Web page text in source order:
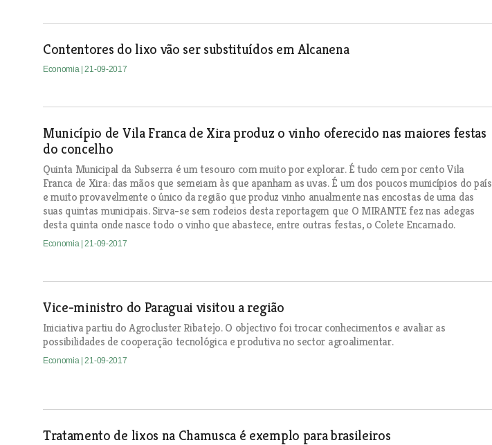
Contentores do lixo vão ser substituídos em Alcanena
Economia | 21-09-2017
Município de Vila Franca de Xira produz o vinho oferecido nas maiores festas
do concelho
Quinta Municipal da Subserra é um tesouro com muito por explorar. É tudo cem por cento Vila
Franca de Xira: das mãos que semeiam às que apanham as uvas. É um dos poucos municípios do país
e muito provavelmente o único da região que produz vinho anualmente nas encostas de uma das
suas quintas municipais. Sirva-se sem rodeios desta reportagem que O MIRANTE fez nas adegas
desta quinta onde nasce todo o vinho que abastece, entre outras festas, o Colete Encarnado.
Economia | 21-09-2017
Vice-ministro do Paraguai visitou a região
Iniciativa partiu do Agrocluster Ribatejo. O objectivo foi trocar conhecimentos e avaliar as
possibilidades de cooperação tecnológica e produtiva no sector agroalimentar.
Economia | 21-09-2017
Tratamento de lixos na Chamusca é exemplo para brasileiros